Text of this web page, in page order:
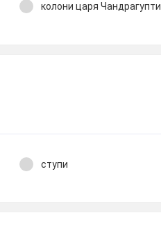
колони царя Чандрагупти
ступи